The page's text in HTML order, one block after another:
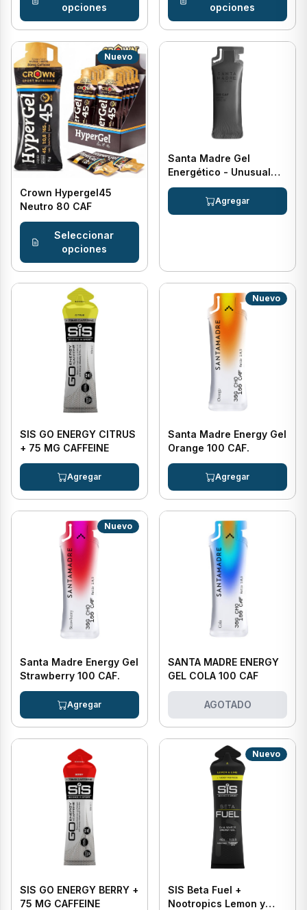
opciones
opciones
Nuevo
Crown Hypergel45
Neutro 80 CAF
Seleccionar
opciones
Santa Madre Gel
Energético - Unusual
Gel 45CHO 100 CAF
(RATIO 1-1)
SIS GO ENERGY CITRUS
+ 75 MG CAFFEINE
Nuevo
Santa Madre Energy Gel
Orange 100 CAF.
Nuevo
Santa Madre Energy Gel
Strawberry 100 CAF.
SANTA MADRE ENERGY
GEL COLA 100 CAF
AGOTADO
SIS GO ENERGY BERRY +
75 MG CAFFEINE
Nuevo
SIS Beta Fuel +
Nootropics Lemon y